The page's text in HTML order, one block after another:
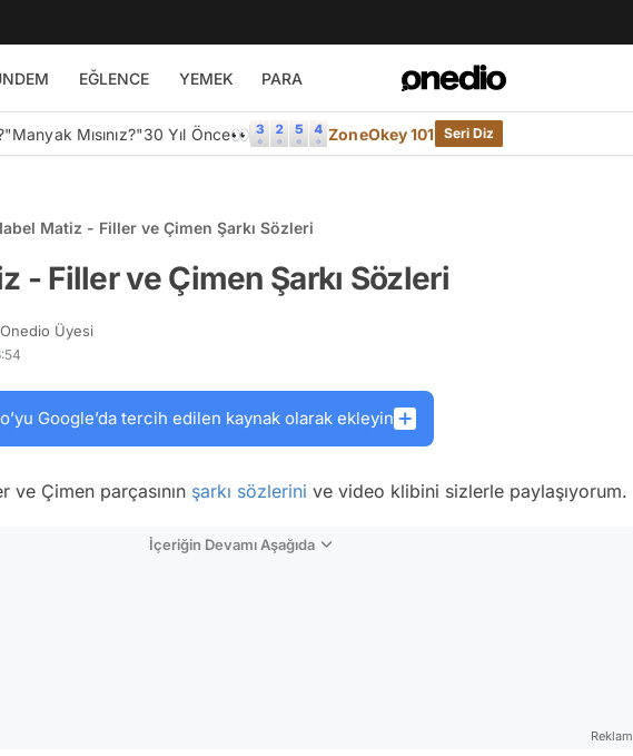
EĞLENCE YEMEK PARA
"Manyak Mısınız?"30 Yıl Önce👀 ZoneOkey 101 Seri Diz
Matiz - Filler ve Çimen Şarkı Sözleri
- Filler ve Çimen Şarkı Sözleri
Üyesi
Google’da tercih edilen kaynak olarak ekleyin
ve Çimen parçasının şarkı sözlerini ve video klibini sizlerle paylaşıyorum.
İçeriğin Devamı Aşağıda
Reklam